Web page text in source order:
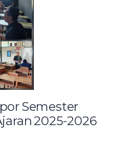
Semester
2025-2026